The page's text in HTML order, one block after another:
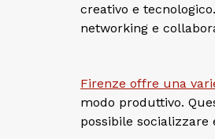
creativo e
networking e
Firenze offre una
modo produttivo.
possibile